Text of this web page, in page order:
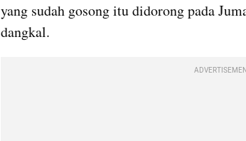
yang sudah gosong itu didorong pada
dangkal.